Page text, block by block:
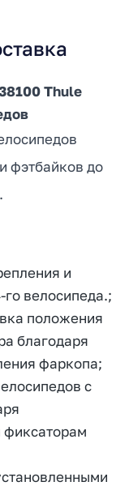
Thule
фэтбайков до
и
го велосипеда.;
положения
благодаря
фаркопа;
с